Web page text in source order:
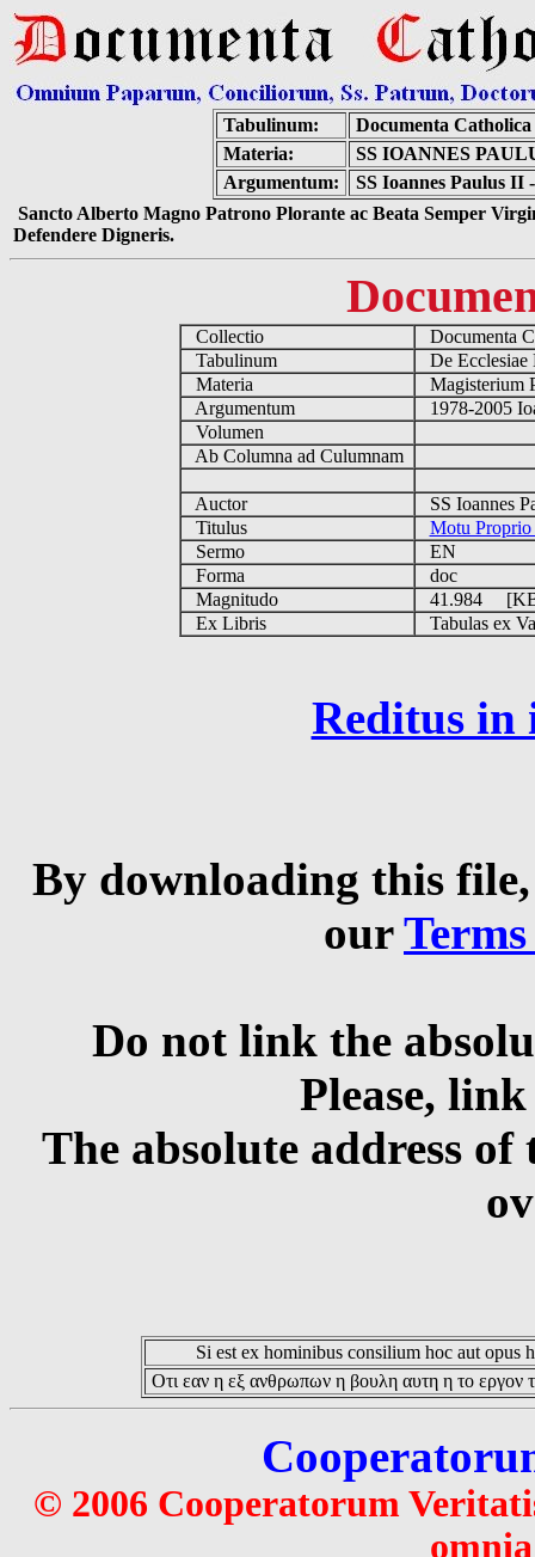
Tabulinum:
Documenta
Materia:
SS IOANNES
Argumentum:
SS Ioannes Paulus
Sancto Alberto Magno Patrono Plorante ac Beata Semper
Defendere Digneris.
Collectio
Documenta
Tabulinum
De
Materia
Magisterium
Argumentum
1978-2005
Volumen
Ab Columna ad Culumnam
Auctor
SS Ioannes
Titulus
Motu
Sermo
EN
Forma
doc
Magnitudo
41.984
Ex Libris
Tabulas ex
Reditus in
By downloading this
our
Do not link the
Please,
The absolute address
Si est ex hominibus consilium hoc aut opus
Οτι εαν η εξ ανθρωπων η βουλη αυτη η το εργον
© 2006 Cooperatorum